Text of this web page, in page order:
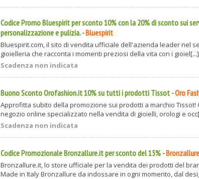
Codice Promo Bluespirit per sconto 10% con la 20% di sconto sui
personalizzazione e pulizia.-Bluespirit
Bluespirit.com, il sito di vendita ufficiale dell'azienda leader nel
gioielleria che racconta i momenti preziosi della vita con i gioiel[...]
Scadenza non indicata
Buono Sconto Orofashion.it 10% su tutti i prodotti Tissot -Oro
Approfitta subito della promozione sui prodotti a marchio Tissot!
negozio online specializzato nella vendita di gioielli, orologi e
Scadenza non indicata
Codice Promozionale Bronzallure.it per sconto del 15% -Bronzallure
Bronzallure.it, lo store ufficiale per la vendita dei prodotti del
Made in Italy Bronzallure da indossare in ogni momento, dal